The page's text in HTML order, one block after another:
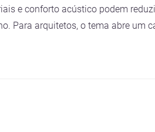
e conforto acústico podem
Para arquitetos, o tema abre um